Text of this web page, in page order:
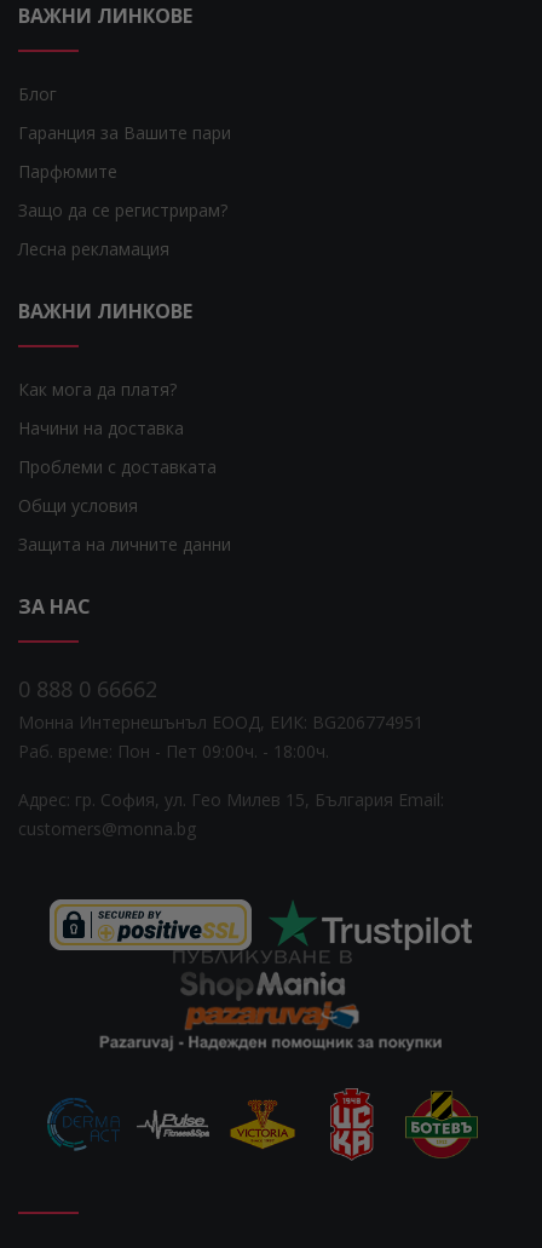
ВАЖНИ ЛИНКОВЕ
Блог
Гаранция за Вашите пари
Парфюмите
Защо да се регистрирам?
Лесна рекламация
ВАЖНИ ЛИНКОВЕ
Как мога да платя?
Начини на доставка
Проблеми с доставката
Общи условия
Защита на личните данни
ЗА НАС
0 888 0 66662
Монна Интернешънъл ЕООД, ЕИК: BG206774951
Раб. време: Пoн - Пет 09:00ч. - 18:00ч.
Адрес: гр. София, ул. Гео Милев 15, България Email:
customers@monna.bg